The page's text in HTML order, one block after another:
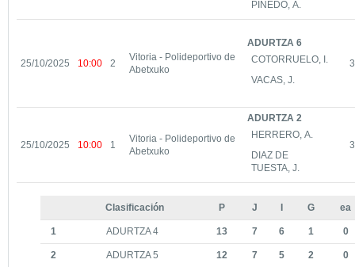
PINEDO, A.
25/10/2025 10:00 2
Vitoria - Polideportivo de
Abetxuko
ADURTZA 6
COTORRUELO, I.
VACAS, J.
25/10/2025 10:00 1
Vitoria - Polideportivo de
Abetxuko
ADURTZA 2
HERRERO, A.
DIAZ DE
TUESTA, J.
Clasificación P J G ea
1 ADURTZA 4 13 7 6 1 0
2 ADURTZA 5 12 7 5 2 0